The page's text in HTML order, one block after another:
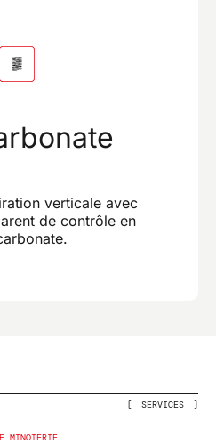
verticale avec
de contrôle en
SERVICES
MINOTERIE